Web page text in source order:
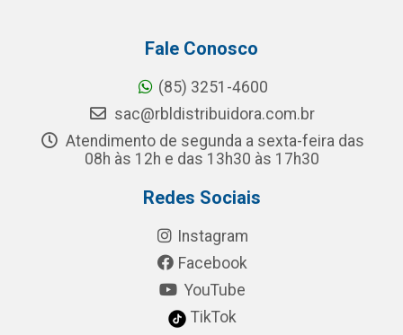
Fale Conosco
(85) 3251-4600
sac@rbldistribuidora.com.br
Atendimento de segunda a sexta-feira das
08h às 12h e das 13h30 às 17h30
Redes Sociais
Instagram
Facebook
YouTube
TikTok